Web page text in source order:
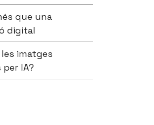
que una
digital
imatges
IA?